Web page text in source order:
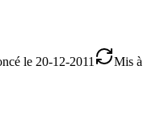
le 20-12-2011
Mis à